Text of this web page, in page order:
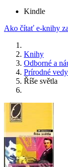
Kindle
Ako čítať e-knihy
Knihy
Odborné a
Prírodné
Říše světla